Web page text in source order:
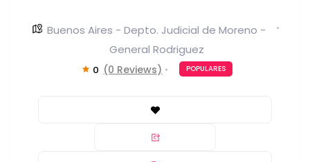
Buenos Aires - Depto. Judicial de Moreno -
General Rodriguez
0 (0 Reviews) POPULARES